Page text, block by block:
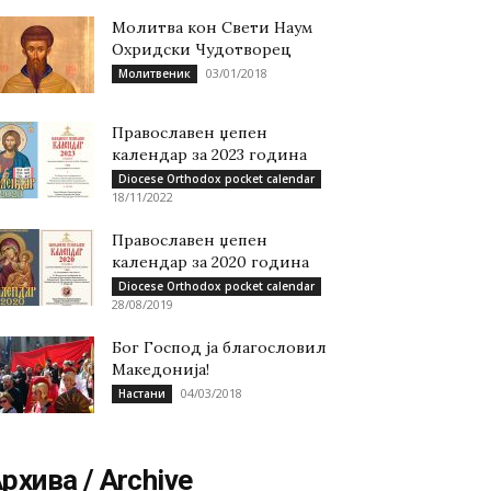
Молитва кон Свети Наум
Охридски Чудотворец
Молитвеник 03/01/2018
Православен џепен
календар за 2023 година
Diocese Orthodox pocket calendar
18/11/2022
Православен џепен
календар за 2020 година
Diocese Orthodox pocket calendar
28/08/2019
Бог Господ ја благословил
Македонија!
Настани 04/03/2018
/ Archive